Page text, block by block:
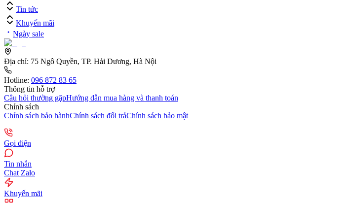
Tin tức
Khuyến mãi
Ngày sale
Địa chỉ: 75 Ngô Quyền, TP. Hải Dương, Hà Nội
Hotline: 096 872 83 65
Thông tin hỗ trợ
Câu hỏi thường gặpHướng dẫn mua hàng và thanh toán
Chính sách
Chính sách bảo hànhChính sách đổi trảChính sách bảo mật
Gọi điện
Tin nhắn
Chat Zalo
Khuyến mãi